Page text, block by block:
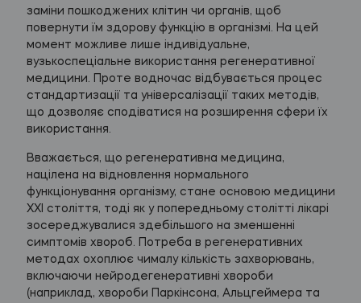
заміни пошкоджених клітин чи органів, щоб
повернути їм здорову функцію в організмі. На цей
момент можливе лише індивідуальне,
вузькоспеціальне використання регенеративної
медицини. Проте водночас відбувається процес
стандартизації та універсалізації таких методів,
що дозволяє сподіватися на розширення сфери їх
використання.
Вважається, що регенеративна медицина,
націлена на відновлення нормального
функціонування організму, стане основою медицини
XXI століття, тоді як у попередньому столітті лікарі
зосереджувалися здебільшого на зменшенні
симптомів хвороб. Потреба в регенеративних
методах охоплює чималу кількість захворювань,
включаючи нейродегенеративні хвороби
(наприклад, хвороби Паркінсона, Альцгеймера та